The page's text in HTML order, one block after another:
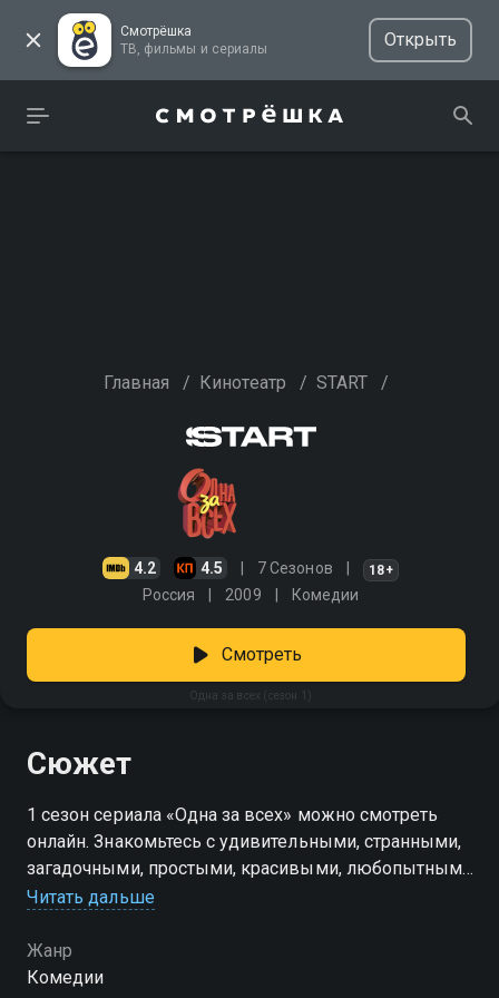
Смотрёшка
ТВ, фильмы и сериалы
Открыть
Главная / Кинотеатр / START /
4.2 4.5 7 Сезонов 18+
Россия 2009 Комедии
Одна за всех (сезон 1)
Смотреть
Сюжет
1 сезон сериала «Одна за всех» можно смотреть
онлайн. Знакомьтесь с удивительными, странными,
загадочными, простыми, красивыми, любопытными
и неповторимыми женщинами. Рублёвская жена
мыть полы, зато прекрасно разбирается в вопросах
красоты. Продавщица хот-догов Галина любит
Читать дальше
Жанр
Комедии